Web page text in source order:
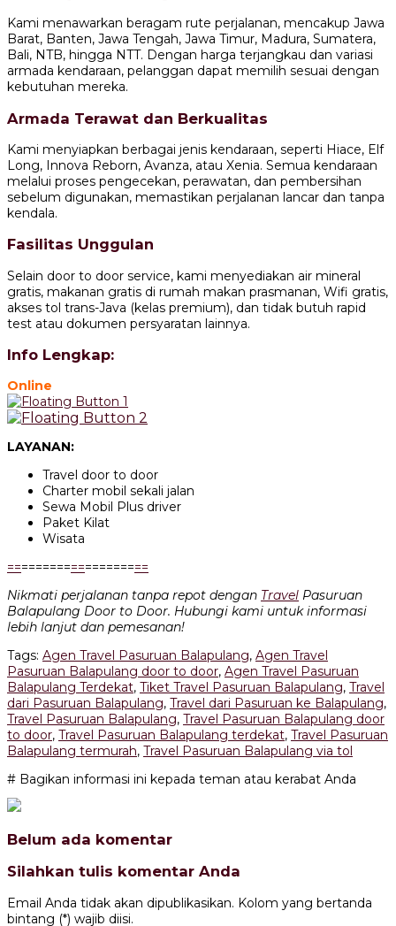
Kami menawarkan beragam rute perjalanan, mencakup Jawa
Barat, Banten, Jawa Tengah, Jawa Timur, Madura, Sumatera,
Bali, NTB, hingga NTT. Dengan harga terjangkau dan variasi
armada kendaraan, pelanggan dapat memilih sesuai dengan
kebutuhan mereka.
Armada Terawat dan Berkualitas
Kami menyiapkan berbagai jenis kendaraan, seperti Hiace, Elf
Long, Innova Reborn, Avanza, atau Xenia. Semua kendaraan
melalui proses pengecekan, perawatan, dan pembersihan
sebelum digunakan, memastikan perjalanan lancar dan tanpa
kendala.
Fasilitas Unggulan
Selain door to door service, kami menyediakan air mineral
gratis, makanan gratis di rumah makan prasmanan, Wifi gratis,
akses tol trans-Java (kelas premium), dan tidak butuh rapid
test atau dokumen persyaratan lainnya.
Info Lengkap:
Online
LAYANAN:
Travel door to door
Charter mobil sekali jalan
Sewa Mobil Plus driver
Paket Kilat
Wisata
====================
Nikmati perjalanan tanpa repot dengan Travel Pasuruan
Balapulang Door to Door. Hubungi kami untuk informasi
lebih lanjut dan pemesanan!
Tags: Agen Travel Pasuruan Balapulang, Agen Travel
Pasuruan Balapulang door to door, Agen Travel Pasuruan
Balapulang Terdekat, Tiket Travel Pasuruan Balapulang, Travel
dari Pasuruan Balapulang, Travel dari Pasuruan ke Balapulang,
Travel Pasuruan Balapulang, Travel Pasuruan Balapulang door
to door, Travel Pasuruan Balapulang terdekat, Travel Pasuruan
Balapulang termurah, Travel Pasuruan Balapulang via tol
# Bagikan informasi ini kepada teman atau kerabat Anda
Belum ada komentar
Silahkan tulis komentar Anda
Email Anda tidak akan dipublikasikan. Kolom yang bertanda
bintang (*) wajib diisi.